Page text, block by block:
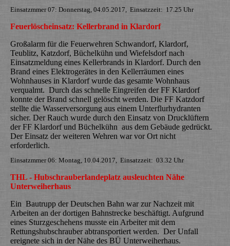
Einsatzmmer 07: Donnerstag, 04.05.2017, Einsatzzeit: 17.25 Uhr
Feuerlöscheinsatz: Kellerbrand in Klardorf
Großalarm für die Feuerwehren Schwandorf, Klardorf,
Teublitz, Katzdorf, Büchelkühn und Wiefelsdorf nach
Einsatzmeldung eines Kellerbrands in Klardorf. Durch den
Brand eines Elektrogerätes in den Kellerräumen eines
Wohnhauses in Klardorf wurde das gesamte Wohnhaus
verqualmt. Durch das schnelle Eingreifen der FF Klardorf
konnte der Brand schnell gelöscht werden. Die FF Katzdorf
stellte die Wasserversorgung aus einem Unterflurhydranten
sicher. Der Rauch wurde durch den Einsatz von Drucklüftern
der FF Klardorf und Büchelkühn aus dem Gebäude gedrückt.
Der Einsatz der weiteren Wehren war vor Ort nicht
erforderlich.
Einsatzmmer 06: Montag, 10.04.2017, Einsatzzeit: 03.32 Uhr
THL - Hubschrauberlandeplatz ausleuchten Nähe
Unterweiherhaus
Ein Bautrupp der Deutschen Bahn war zur Nachzeit mit
Arbeiten an der dortigen Bahnstrecke beschäftigt. Aufgrund
eines Sturzgeschehens musste ein Arbeiter mit dem
Rettungshubschrauber abtransportiert werden. Der Unfall
ereignete sich in der Nähe des BÜ Unterweiherhaus.